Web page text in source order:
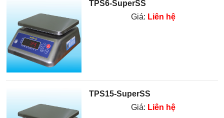
TPS6-SuperSS
Giá: Liên hệ
TPS15-SuperSS
Giá: Liên hệ